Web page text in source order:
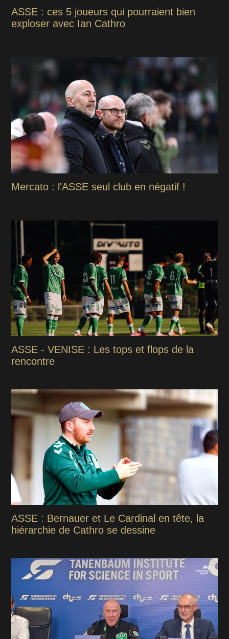
ASSE : ces 5 joueurs qui pourraient bien
exploser avec Ian Cathro
Mercato : l'ASSE seul club en négatif !
ASSE - VENISE : Les tops et flops de la
rencontre
ASSE : Bernauer et Le Cardinal en tête, la
hiérarchie de Cathro se dessine